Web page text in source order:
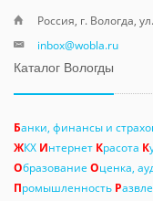
Россия, г. Вологда,
inbox@wobla.ru
Каталог Вологды
Банки, финансы и
ЖКХ Интернет Красота К
Образование Оценка,
Промышленность Р